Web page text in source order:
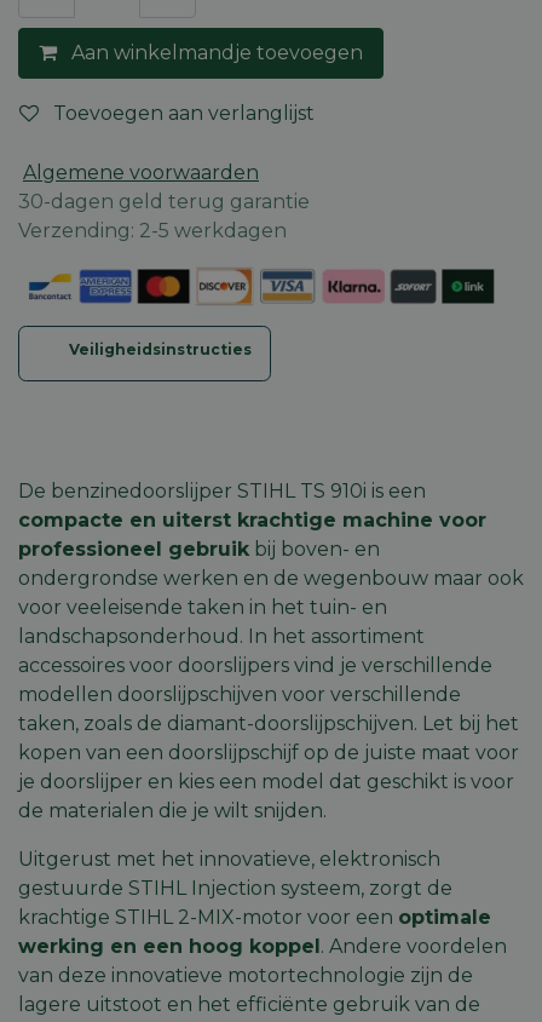
Aan winkelmandje toevoegen
Toevoegen aan verlanglijst
Algemene voorwaarden
30-dagen geld terug garantie
Verzending: 2-5 werkdagen
Veiligheidsinstructies
De benzinedoorslijper STIHL TS 910i is een
compacte en uiterst krachtige machine voor
professioneel gebruik bij boven- en
ondergrondse werken en de wegenbouw maar ook
voor veeleisende taken in het tuin- en
landschapsonderhoud. In het assortiment
accessoires voor doorslijpers vind je verschillende
modellen doorslijpschijven voor verschillende
taken, zoals de diamant-doorslijpschijven. Let bij het
kopen van een doorslijpschijf op de juiste maat voor
je doorslijper en kies een model dat geschikt is voor
de materialen die je wilt snijden.
Uitgerust met het innovatieve, elektronisch
gestuurde STIHL Injection systeem, zorgt de
krachtige STIHL 2-MIX-motor voor een optimale
werking en een hoog koppel . Andere voordelen
van deze innovatieve motortechnologie zijn de
lagere uitstoot en het efficiënte gebruik van de